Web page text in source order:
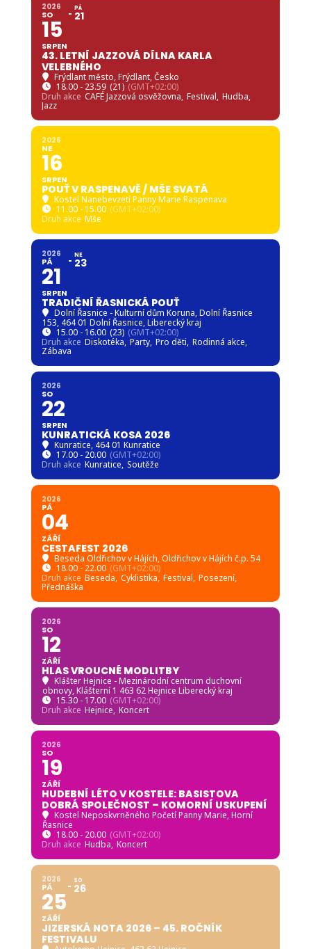
2026
SO
15
SRPEN
PÁ
21
43. LETNÍ JAZZOVÁ DÍLNA KARLA
VELEBNÉHO
Frýdlant město, Frýdlant, Česko
18.00 - 23.59 (21) (GMT+02:00)
Druh akce CAFÉ Jazzová osvěžovna, Festival, Hudba,
Jazz
2026
NE
16
SRPEN
POUŤ V RASPENAVĚ / MŠE SVATÁ
Kostel Nanebevzetí Panny Marie Raspenava
11.00 - 15.00 (GMT+02:00)
Druh akce Mše
2026
PÁ
21
SRPEN
NE
23
TRADIČNÍ ŘASNICKÁ POUŤ
Dolní Řasnice - Kulturní dům Koruna, Dolní Řasnice
153, 464 01 Dolní Řasnice, Liberecký kraj
15.00 - 16.00 (23) (GMT+02:00)
Druh akce Diskotéka, Party, Pro děti, Rodinná akce,
Zábava
2026
SO
22
SRPEN
KUNRATICKÁ KOSA 2026
Kunratice, 464 01 Kunratice
17.00 - 20.00 (GMT+02:00)
Druh akce Kunratice, Soutěže
2026
PÁ
04
ZÁŘÍ
CESTAFEST 2026
Beseda Oldřichov v Hájích, Oldřichov v Hájích č.p. 54
18.00 - 22.00 (GMT+02:00)
Druh akce Beseda, Cyklistika, Festival, Posezení,
Přednáška
2026
SO
12
ZÁŘÍ
HLAS VROUCNÉ MODLITBY
Klášter Hejnice - Mezinárodní centrum duchovní
obnovy, Klášterní 1 463 62 Hejnice Liberecký kraj
15.30 - 17.00 (GMT+02:00)
Druh akce Hejnice, Koncert
2026
SO
19
ZÁŘÍ
HUDEBNÍ LÉTO V KOSTELE: BASISTOVA
DOBRÁ SPOLEČNOST – KOMORNÍ USKUPENÍ
Kostel Neposkvrněného Početí Panny Marie, Horní
Řasnice
18.00 - 20.00 (GMT+02:00)
Druh akce Hudba, Koncert
2026
PÁ
25
ZÁŘÍ
SO
26
JIZERSKÁ NOTA 2026 – 45. ROČNÍK
FESTIVALU